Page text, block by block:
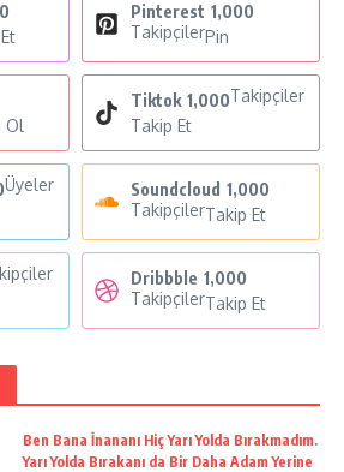
Pinterest 1,000
TakipçilerPin
Ol
Tiktok 1,000Takipçiler
Takip Et
Üyeler
Soundcloud 1,000
TakipçilerTakip Et
Dribbble 1,000
TakipçilerTakip Et
Ben Bana İnananı Hiç Yarı Yolda Bırakmadım.
Yarı Yolda Bırakanı da Bir Daha Adam Yerine